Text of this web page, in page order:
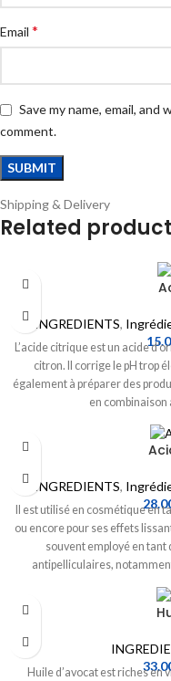
Email *
Save my name, email,
comment.
Shipping & Delivery
Related
INGREDIENTS,
L’acide citrique est un acide
citron. Il corrige le pH trop
également à préparer des
en combinaison
INGREDIENTS,
Il est utilisé en cosmétique en
ou encore pour ses effets
souvent employé en
antipelliculaires,
Huile d’avocat est riches en